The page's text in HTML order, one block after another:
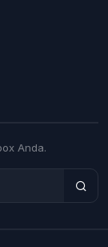
Anda.